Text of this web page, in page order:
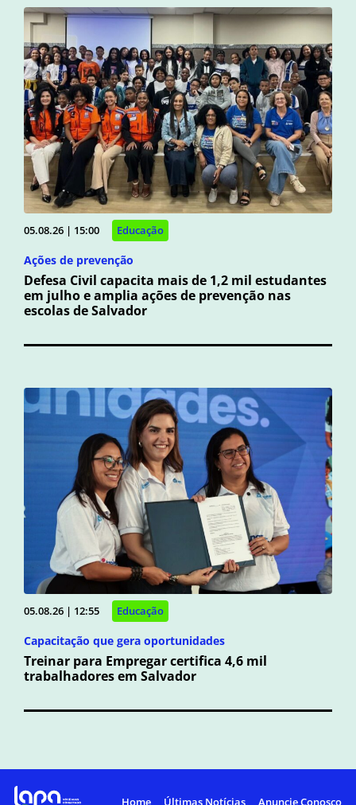
05.08.26 | 15:00 Educação
Ações de prevenção
Defesa Civil capacita mais de 1,2 mil estudantes
em julho e amplia ações de prevenção nas
escolas de Salvador
05.08.26 | 12:55 Educação
Capacitação que gera oportunidades
Treinar para Empregar certifica 4,6 mil
trabalhadores em Salvador
Home Últimas Notícias Anuncie Conosco